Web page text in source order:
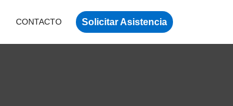
CONTACTO Solicitar Asistencia